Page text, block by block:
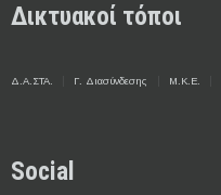
Δικτυακοί τόποι
Δ.Α.ΣΤΑ. Γ. Διασύνδεσης Μ.Κ.Ε.
Social